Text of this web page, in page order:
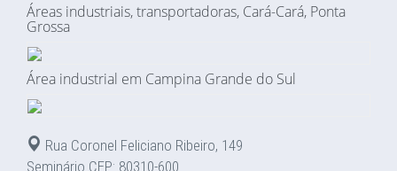
Áreas industriais, transportadoras, Cará-Cará, Ponta
Grossa
Área industrial em Campina Grande do Sul
Rua Coronel Feliciano Ribeiro, 149
Seminário CEP: 80310-600